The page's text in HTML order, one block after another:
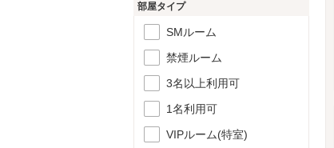
部屋タイプ
SMルーム
禁煙ルーム
3名以上利用可
1名利用可
VIPルーム(特室)